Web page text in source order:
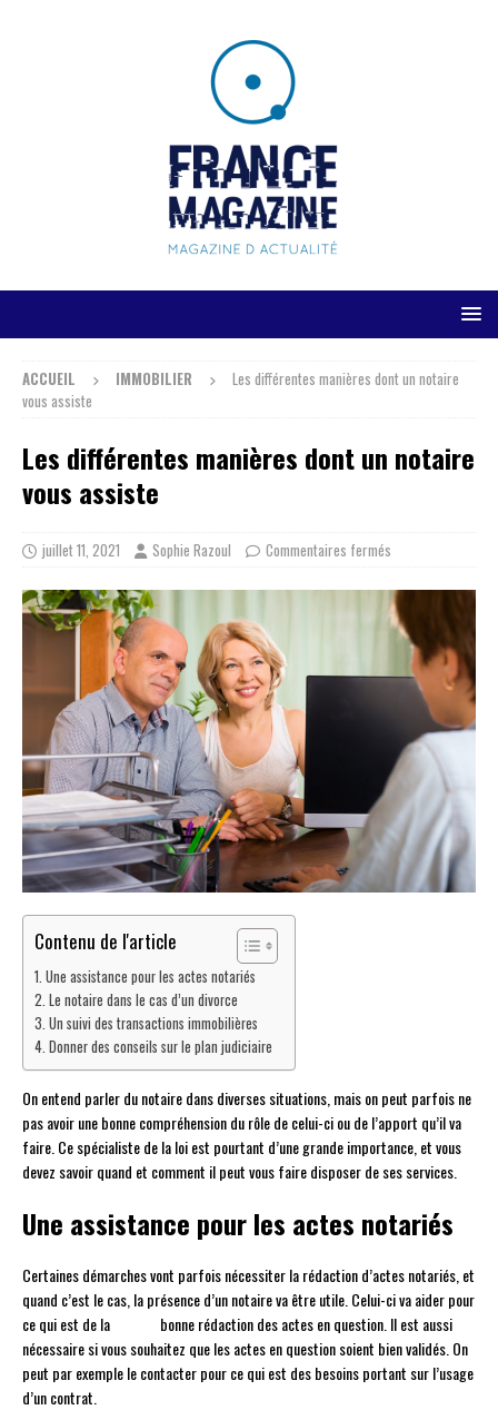
ACCUEIL IMMOBILIER
Les différentes manières dont un notaire
vous assiste
Les différentes manières dont un notaire
vous assiste
juillet 11, 2021 Sophie Razoul Commentaires fermés
Contenu de l'article
Une assistance pour les actes notariés
Le notaire dans le cas d’un divorce
Un suivi des transactions immobilières
Donner des conseils sur le plan judiciaire
On entend parler du notaire dans diverses situations, mais on peut parfois ne
pas avoir une bonne compréhension du rôle de celui-ci ou de l’apport qu’il va
faire. Ce spécialiste de la loi est pourtant d’une grande importance, et vous
devez savoir quand et comment il peut vous faire disposer de ses services.
Une assistance pour les actes notariés
Certaines démarches vont parfois nécessiter la rédaction d’actes notariés, et
quand c’est le cas, la présence d’un notaire va être utile. Celui-ci va aider pour
ce qui est de la bonne rédaction des actes en question. Il est aussi
nécessaire si vous souhaitez que les actes en question soient bien validés. On
peut par exemple le contacter pour ce qui est des besoins portant sur l’usage
d’un contrat.